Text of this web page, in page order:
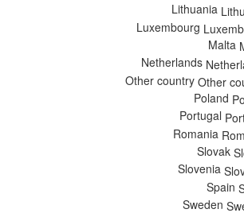
Lithuania
Luxembourg
Malta
Netherlands
Other country
Poland
Portugal
Romania
Slovak
Slovenia
Spain
Sweden